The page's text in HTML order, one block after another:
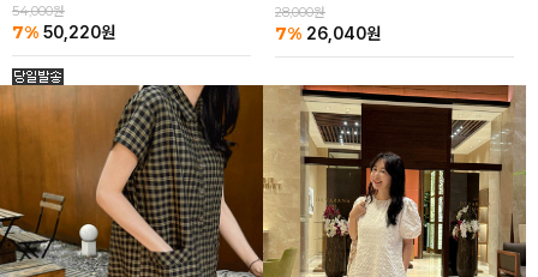
54,000원
7% 50,220원
28,000원
7% 26,040원